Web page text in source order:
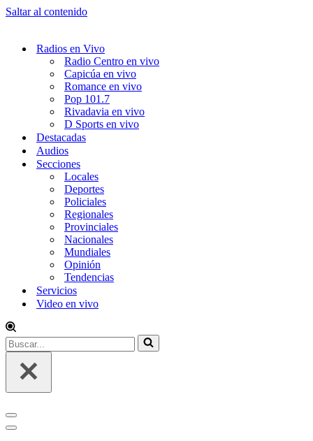
Saltar al contenido
Radios en Vivo
Radio Centro en vivo
Capicúa en vivo
Romance en vivo
Pop 101.7
Rivadavia en vivo
D Sports en vivo
Destacadas
Audios
Secciones
Locales
Deportes
Policiales
Regionales
Provinciales
Nacionales
Mundiales
Opinión
Tendencias
Servicios
Video en vivo
Buscar...
Menú
de
Menú